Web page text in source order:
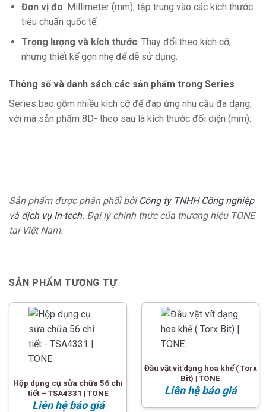
Đơn vị đo: Millimeter (mm), tập trung vào các kích thước
tiêu chuẩn quốc tế.
Trọng lượng và kích thước: Thay đổi theo kích cỡ,
nhưng thiết kế gọn nhẹ để dễ sử dụng.
Thông số và danh sách các sản phẩm trong Series
Series bao gồm nhiều kích cỡ để đáp ứng nhu cầu đa dạng,
với mã sản phẩm 8D- theo sau là kích thước đối diện (mm):
Sản phẩm được phân phối bởi Công ty TNHH Công nghiệp
và dịch vụ In-tech. Đại lý chính thức của thương hiệu TONE
tại Việt Nam.
SẢN PHẨM TƯƠNG TỰ
Hộp dụng cụ sửa chữa 56 chi
tiết – TSA4331 | TONE
Liên hệ báo giá
Đầu vặt vít dạng hoa khế ( Torx
Bit) | TONE
Liên hệ báo giá